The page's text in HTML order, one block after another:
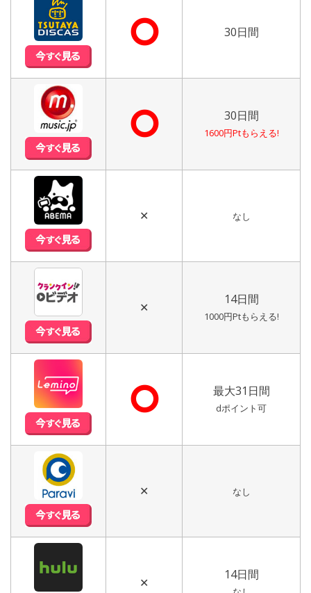
⭘ 30日間
⭘ 30日間
1600円Ptもらえる!
✕ なし
✕
14日間
1000円Ptもらえる!
⭘ 最大31日間
dポイント可
✕ なし
✕
14日間